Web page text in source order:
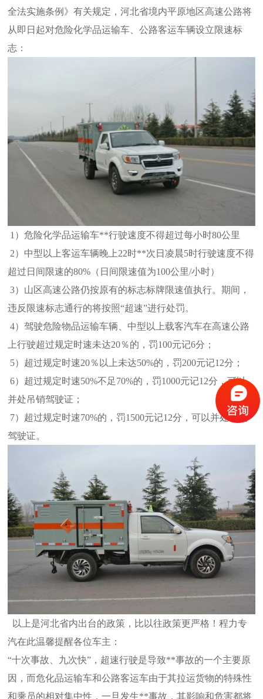
全法实施条例》有关规定，河北省境内平原地区高速公路将
从即日起对危险化学品运输车、公路客运车辆设立限速标
志：
1）危险化学品运输车**行驶速度不得超过每小时80公里
2）中型以上客运车辆晚上22时**次日凌晨5时行驶速度不得
超过日间限速的80%（日间限速值为100公里/小时）
3）山区高速公路仍按原有的标志标牌限速值执行。期间，
违反限速标志通行的将按照“超速”进行处罚。
4）驾驶危险物品运输车辆、中型以上载客汽车在高速公路
上行驶超过规定时速未达20％的，罚100元记6分；
5）超过规定时速20％以上未达50%的，罚200元记12分；
6）超过规定时速50%不足70%的，罚1000元记12分，可以
并处吊销驾驶证；
7）超过规定时速70%的，罚1500元记12分，可以并处吊销
驾驶证。
以上是河北省内出台的政策，比以往政策更严格！程力专
汽在此温馨提醒各位车主：
“十次事故、九次快”，超速行驶是导致**事故的一个主要原
因，而危化品运输车和公路客运车由于其拉运货物的特殊性
和乘员的相对集中性，一旦发生**事故，其影响和危害都将